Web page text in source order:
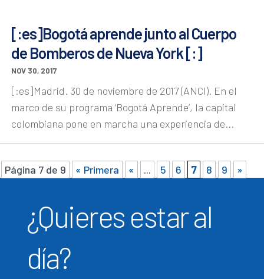
[:es]Bogotá aprende junto al Cuerpo
de Bomberos de Nueva York [:]
NOV 30, 2017
[:es]Madrid. 30 de noviembre de 2017 (ANCI). En el
marco de su programa ‘Bogotá Aprende’, la capital
colombiana pone en marcha una experiencia de...
Página 7 de 9 « Primera « ... 5 6 7 8 9 »
¿Quieres estar al
día?